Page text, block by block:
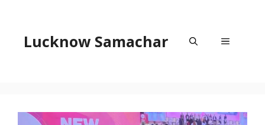
contentLucknow Samachar Menu